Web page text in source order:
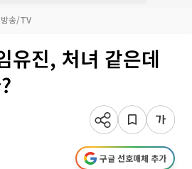
방송/TV
유진, 처녀 같은데
구글 선호매체 추가